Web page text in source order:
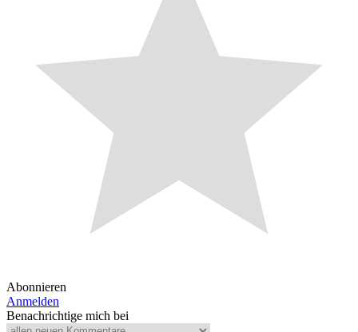
Abonnieren
Anmelden
Benachrichtige mich bei